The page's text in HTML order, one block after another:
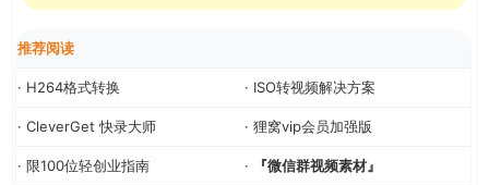
推荐阅读
· H264格式转换 · ISO转视频解决方案
· CleverGet 快录大师 · 狸窝vip会员加强版
· 限100位轻创业指南 · 『微信群视频素材』